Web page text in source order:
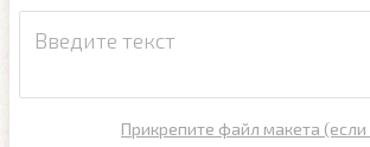
Прикрепите файл макета (если